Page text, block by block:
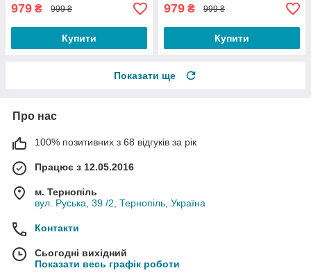
979 ₴ 999 ₴
Купити
979 ₴ 999 ₴
Купити
Показати ще
Про нас
100% позитивних з 68 відгуків за рік
Працює з 12.05.2016
м. Тернопіль
вул. Руська, 39 /2, Тернопіль, Україна
Контакти
Сьогодні вихідний
Показати весь графік роботи